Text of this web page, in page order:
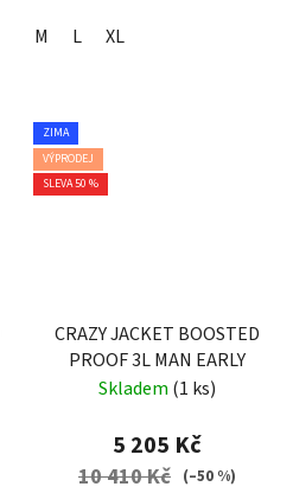
M L XL
ZIMA
VÝPRODEJ
SLEVA 50 %
CRAZY JACKET BOOSTED
PROOF 3L MAN EARLY
Skladem (1 ks)
5 205 Kč
10 410 Kč (–50 %)